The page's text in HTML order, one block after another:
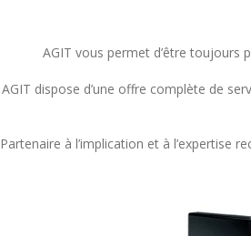
AGIT vous permet d’être toujours
AGIT dispose d’une offre complète de
Partenaire à l’implication et à l’expertise